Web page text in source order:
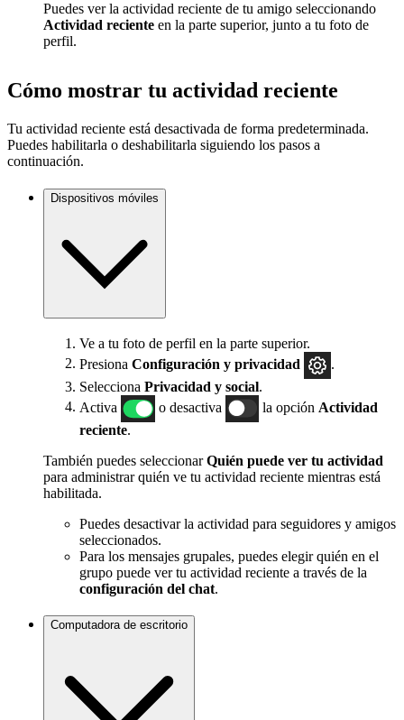
Puedes ver la actividad reciente de tu amigo seleccionando
Actividad reciente en la parte superior, junto a tu foto de
perfil.
Cómo mostrar tu actividad reciente
Tu actividad reciente está desactivada de forma predeterminada.
Puedes habilitarla o deshabilitarla siguiendo los pasos a
continuación.
Dispositivos móviles
Ve a tu foto de perfil en la parte superior.
Presiona Configuración y privacidad
Selecciona Privacidad y social.
Activa
o desactiva la opción Actividad
reciente.
También puedes seleccionarQuién puede ver tu actividad
para administrar quién ve tu actividad reciente mientras está
habilitada.
Puedes desactivar la actividad para seguidores y amigos
seleccionados.
Para los mensajes grupales, puedes elegir quién en el
grupo puede ver tu actividad reciente a través de la
configuración del chat.
Computadora de escritorio